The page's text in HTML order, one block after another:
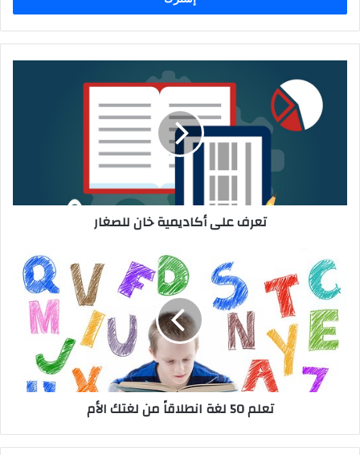
أكاديمية
تعرف على أكاديمية خان للصغار
50
لغة
انطلاقاً
من
لغتك
تعلم 50 لغة انطلاقاً من لغتك الأم